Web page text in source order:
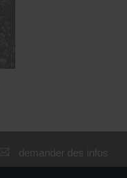
demander des infos